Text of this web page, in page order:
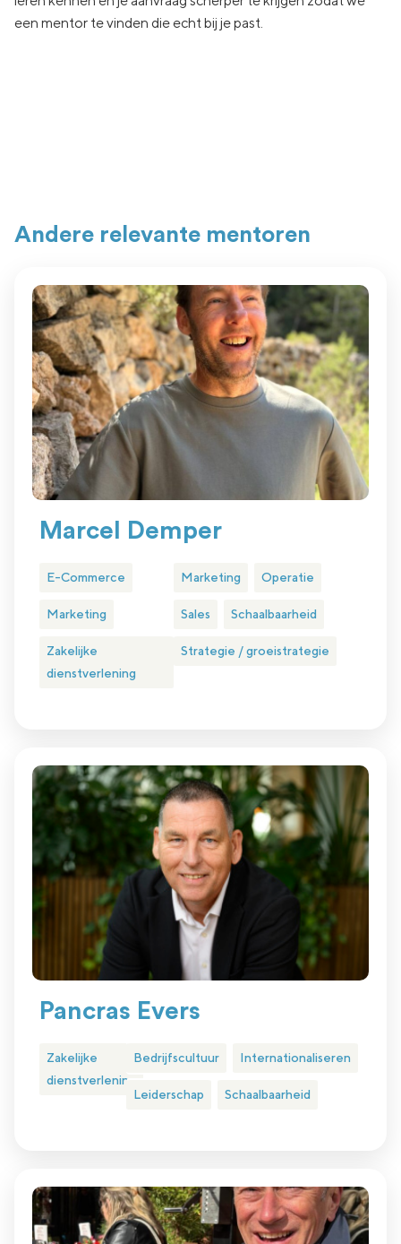
een mentor te vinden die echt bij je past.
Andere relevante mentoren
Marcel Demper
E-Commerce
Marketing
Zakelijke
dienstverlening
Marketing Operatie
Sales Schaalbaarheid
Strategie / groeistrategie
Pancras Evers
Zakelijke
dienstverlening
Bedrijfscultuur Internationaliseren
Leiderschap Schaalbaarheid